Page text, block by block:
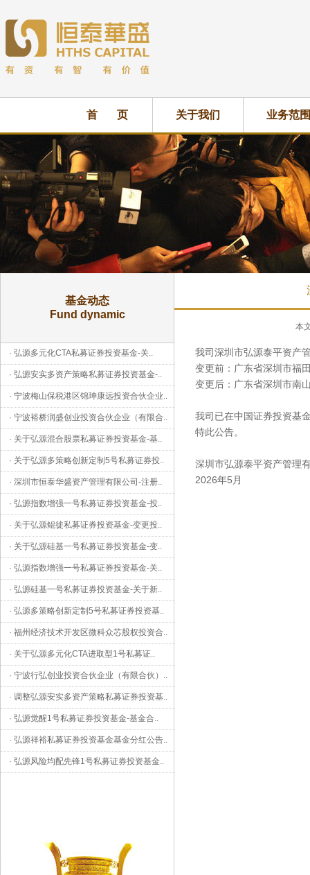
首 页 关于我们 业务范围
基金动态
Fund dynamic
· 弘源多元化CTA私募证券投资基金-关..
· 弘源安实多资产策略私募证券投资基金-..
· 宁波梅山保税港区锦珅康远投资合伙企业..
· 宁波裕桥润盛创业投资合伙企业（有限合..
· 关于弘源混合股票私募证券投资基金-基..
· 关于弘源多策略创新定制5号私募证券投..
· 深圳市恒泰华盛资产管理有限公司-注册..
· 弘源指数增强一号私募证券投资基金-投..
· 关于弘源鲲徙私募证券投资基金-变更投..
· 关于弘源硅基一号私募证券投资基金-变..
· 弘源指数增强一号私募证券投资基金-关..
· 弘源硅基一号私募证券投资基金-关于新..
· 弘源多策略创新定制5号私募证券投资基..
· 福州经济技术开发区微科众芯股权投资合..
· 关于弘源多元化CTA进取型1号私募证..
· 宁波行弘创业投资合伙企业（有限合伙） ..
· 调整弘源安实多资产策略私募证券投资基..
· 弘源觉醒1号私募证券投资基金-基金合..
· 弘源祥裕私募证券投资基金基金分红公告..
· 弘源风险均配先锋1号私募证券投资基金..
本
我司深圳市弘源泰平资产
变更前：广东省深圳市福
变更后：广东省深圳市南
我司已在中国证券投资基
特此公告。
深圳市弘源泰平资产管理
2026年5月